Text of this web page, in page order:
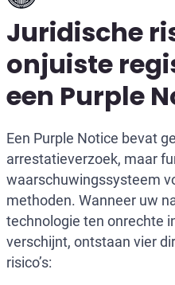
Juridische
onjuiste
een Purple
Een Purple Notice bevat
arrestatieverzoek, maar
waarschuwingssysteem
methoden. Wanneer uw
technologie ten onrechte
verschijnt, ontstaan vier
risico’s: